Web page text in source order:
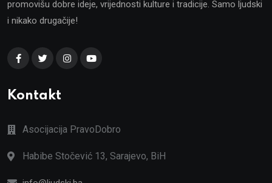
promovišu dobre ideje, vrijednosti kulture i tradicije. Samo ljudski
i nikako drugačije!
Kontakt
Asocijacija PravoDobro
Habibe Stočević 13, Sarajevo, BiH